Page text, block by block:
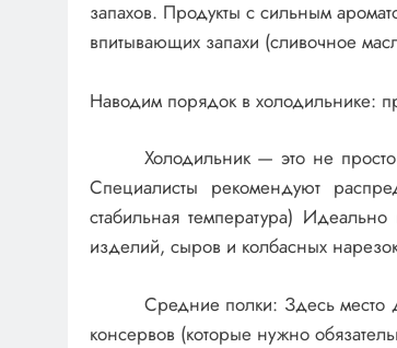
запахов. Продукты с сильным
впитывающих запахи (сливочное
Наводим порядок в холодильнике:
Холодильник — это не
Специалисты рекомендуют
стабильная температура)
изделий, сыров и колбасных
Средние полки: Здесь место
консервов (которые нужно